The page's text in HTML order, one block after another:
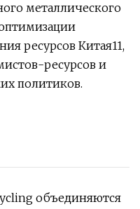
металлического
ресурсов Китая11,
ресурсов и
политиков.
объединяются